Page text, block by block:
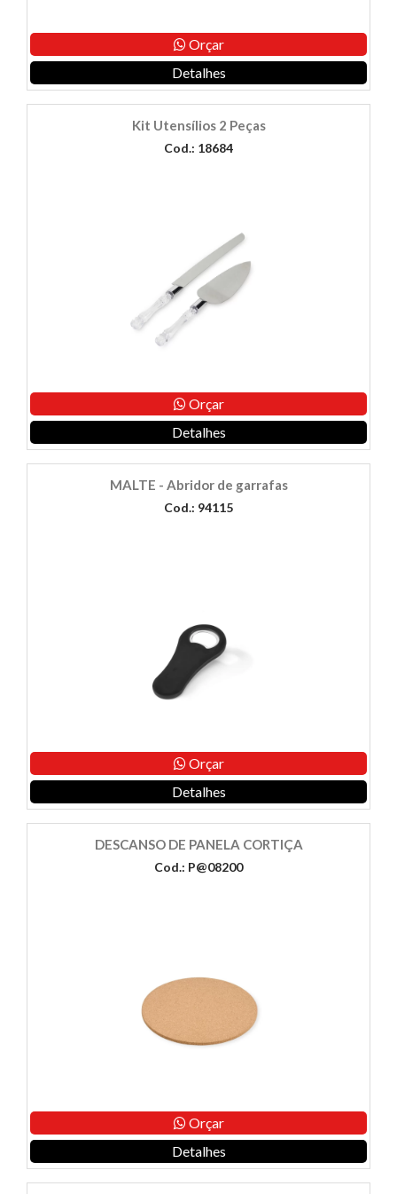
Orçar
Detalhes
Kit Utensílios 2 Peças
Cod.: 18684
Orçar
Detalhes
MALTE - Abridor de garrafas
Cod.: 94115
Orçar
Detalhes
DESCANSO DE PANELA CORTIÇA
Cod.: P@08200
Orçar
Detalhes